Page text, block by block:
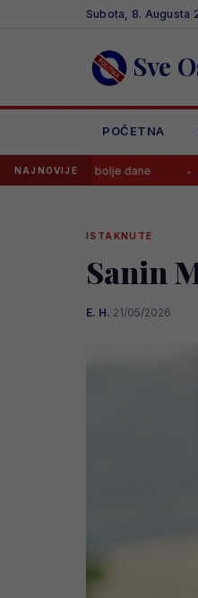
Subota, 8. Augusta
Sve
POČETNA
NAJNOVIJE
dane Kerim danas
ISTAKNUTE
Sanin
E. H.·21/05/2026